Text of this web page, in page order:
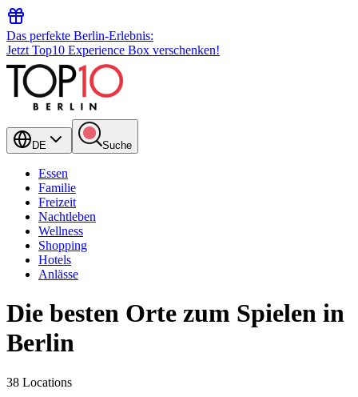
Das perfekte Berlin-Erlebnis:
Jetzt Top10 Experience Box verschenken!
DE Suche
Essen
Familie
Freizeit
Nachtleben
Wellness
Shopping
Hotels
Anlässe
Die besten Orte zum Spielen in
Berlin
38 Locations